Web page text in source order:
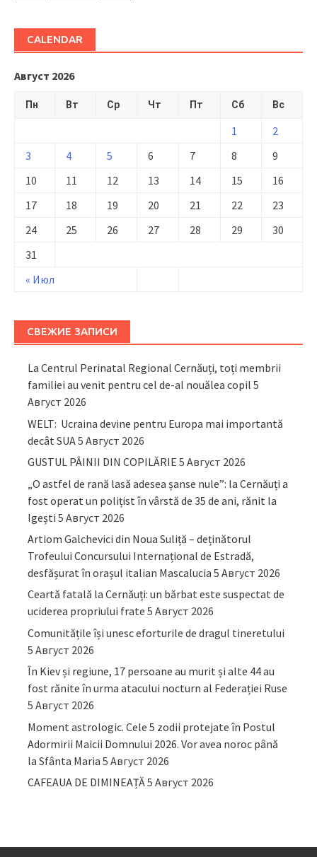
CALENDAR
Август 2026
Пн Вт Ср Чт Пт Сб Вс
« Июл
1
2
3
4 5 6 7 8
9
10
11 12 13 14 15
16
17
18 19 20 21 22
23
24
25 26 27 28 29
30
31
СВЕЖИЕ ЗАПИСИ
La Centrul Perinatal Regional Cernăuți, toți membrii
familiei au venit pentru cel de-al nouălea copil 5
Август 2026
WELT: Ucraina devine pentru Europa mai importantă
decât SUA5 Август 2026
GUSTUL PÂINII DIN COPILĂRIE 5 Август 2026
„O astfel de rană lasă adesea șanse nule”: la Cernăuți a
fost operat un polițist în vârstă de 35 de ani, rănit la
Igești 5 Август 2026
Artiom Galchevici din Noua Suliță – deținătorul
Trofeului Concursului Internațional de Estradă,
desfășurat în orașul italian Mascalucia 5 Август 2026
Ceartă fatală la Cernăuți: un bărbat este suspectat de
uciderea propriului frate 5 Август 2026
Comunitățile își unesc eforturile de dragul tineretului
5 Август 2026
În Kiev și regiune, 17 persoane au murit și alte 44 au
fost rănite în urma atacului nocturn al Federației Ruse
5 Август 2026
Moment astrologic. Cele 5 zodii protejate în Postul
Adormirii Maicii Domnului 2026. Vor avea noroc până
la Sfânta Maria 5 Август 2026
CAFEAUA DE DIMINEAȚĂ5 Август 2026